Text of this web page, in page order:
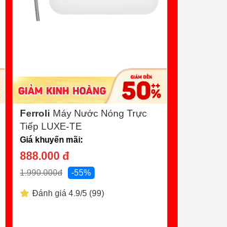
Ferroli Máy Nước Nóng Trực
Tiếp LUXE-TE
Giá khuyến mãi:
888.000 đ
1.990.000đ -55%
Đánh giá 4.9/5 (99)